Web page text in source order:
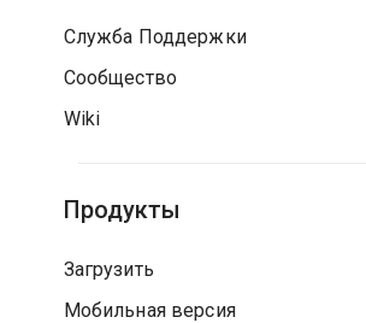
Служба Поддержки
Сообщество
Wiki
Продукты
Загрузить
Мобильная версия